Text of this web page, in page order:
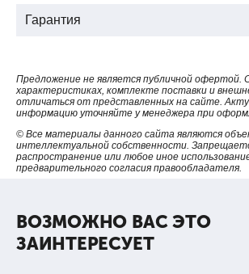
стекло, а также корпус и крышка,
чугуна.
Действие прибора основано на
отражения и преломления лучей света в
попадая на жидкость, отражается от нее
зависит от температуры рабочей среды.
Гарантия
Предложение не является публичной офертой.
характеристиках, комплекте поставки и
отличаться от представленных на сайте.
информацию уточняйте у менеджера при
© Все материалы данного сайта являются
интеллектуальной собственности.
распространение или любое иное
предварительного согласия правообладателя.
ВОЗМОЖНО ВАС ЭТО
ЗАИНТЕРЕСУЕТ